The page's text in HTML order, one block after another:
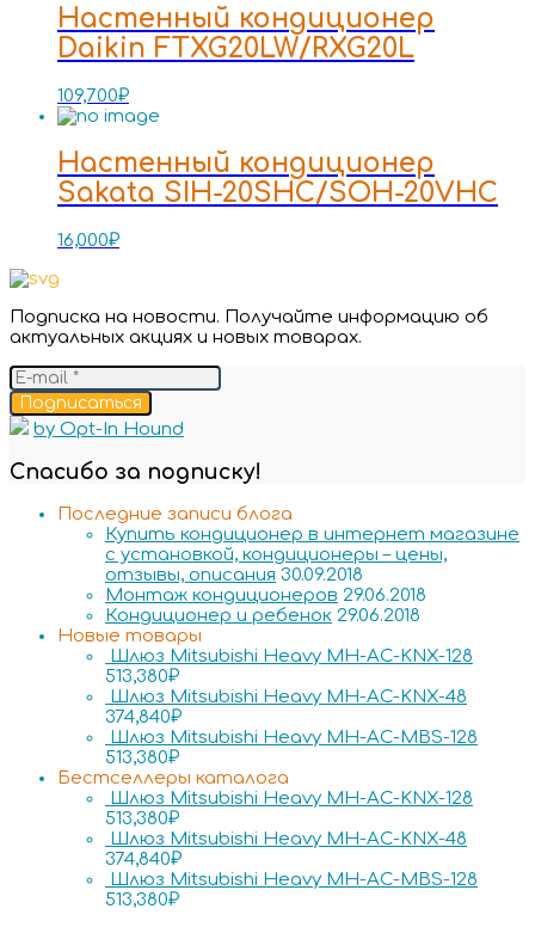
Настенный кондиционер
Daikin FTXG20LW/RXG20L
109,700₽
Настенный кондиционер
Sakata SIH-20SHC/SOH-20VHC
16,000₽
Подписка на новости. Получайте информацию об
актуальных акциях и новых товарах.
Подписаться
by Opt-In Hound
Спасибо за подписку!
Последние записи блога
Купить кондиционер в интернет магазине
с установкой, кондиционеры – цены,
отзывы, описания 30.09.2018
Монтаж кондиционеров 29.06.2018
Кондиционер и ребенок 29.06.2018
Новые товары
Шлюз Mitsubishi Heavy MH-AC-KNX-128
513,380₽
Шлюз Mitsubishi Heavy MH-AC-KNX-48
374,840₽
Шлюз Mitsubishi Heavy MH-AC-MBS-128
513,380₽
Бестселлеры каталога
Шлюз Mitsubishi Heavy MH-AC-KNX-128
513,380₽
Шлюз Mitsubishi Heavy MH-AC-KNX-48
374,840₽
Шлюз Mitsubishi Heavy MH-AC-MBS-128
513,380₽